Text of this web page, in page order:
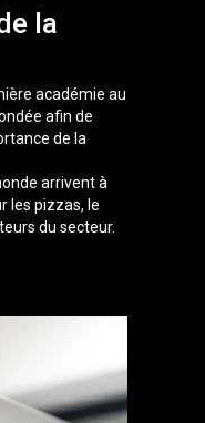
la
académie au
afin de
de la
arrivent à
les pizzas, le
du secteur.